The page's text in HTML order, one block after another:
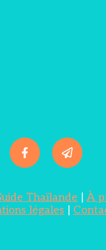
Thaïlande | À
légales |